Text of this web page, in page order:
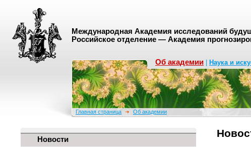
Международная Академия исследований
Российское отделение — Академия
Об академии Наука и
Главная страница Об академии
Новости